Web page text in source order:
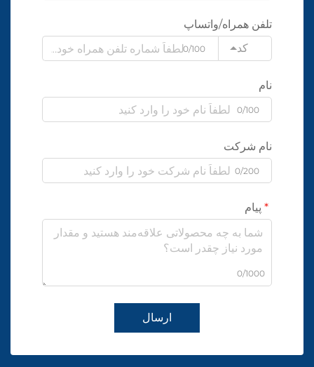
تلفن همراه/واتساپ
کد
0/100
نام
0/100
نام شرکت
0/200
پیام
0/1000
ارسال